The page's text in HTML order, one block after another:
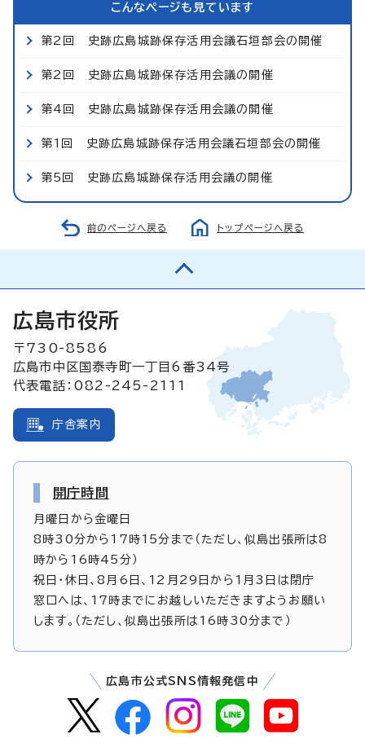
こんなページも見ています
第2回 史跡広島城跡保存活用会議石垣部会の開催
第2回 史跡広島城跡保存活用会議の開催
第4回 史跡広島城跡保存活用会議の開催
第1回 史跡広島城跡保存活用会議石垣部会の開催
第5回 史跡広島城跡保存活用会議の開催
前のページへ戻る トップページへ戻る
広島市役所
〒730-8586
広島市中区国泰寺町一丁目6番34号
代表電話：082-245-2111
庁舎案内
開庁時間
月曜日から金曜日
8時30分から17時15分まで（ただし、似島出張所は8
時から16時45分）
祝日・休日、8月6日、12月29日から1月3日は閉庁
窓口へは、17時までにお越しいただきますようお願い
します。（ただし、似島出張所は16時30分まで）
広島市公式SNS情報発信中